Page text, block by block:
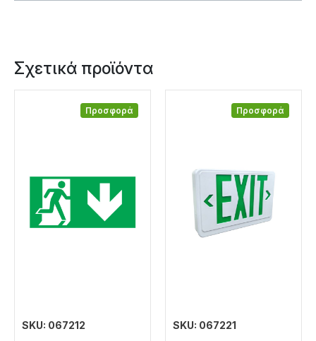
Σχετικά προϊόντα
Προσφορά
SKU: 067212
Προσφορά
SKU: 067221